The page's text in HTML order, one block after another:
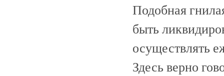
Подобная
быть
осуществлять
Здесь верно